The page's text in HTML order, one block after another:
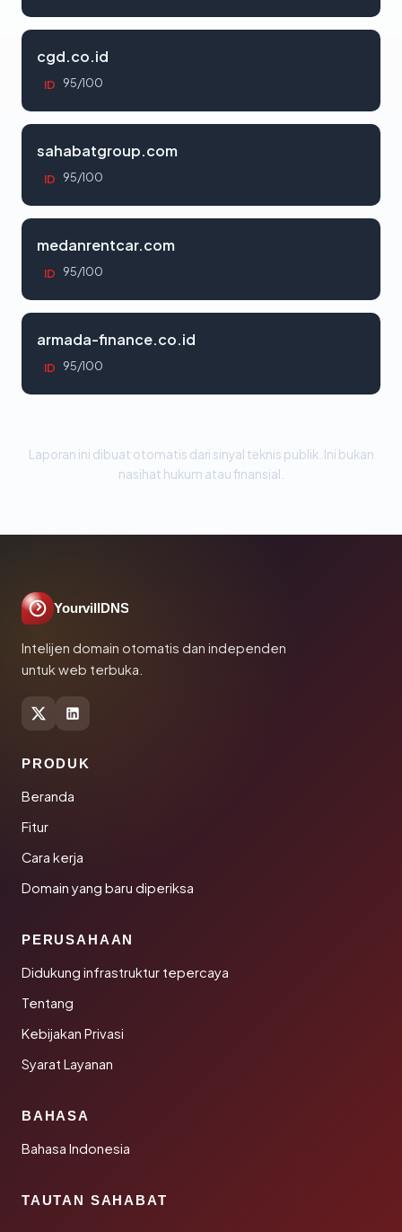
cgd.co.id
ID 95/100
sahabatgroup.com
ID 95/100
medanrentcar.com
ID 95/100
armada-finance.co.id
ID 95/100
Laporan ini dibuat otomatis dari sinyal teknis publik. Ini bukan
nasihat hukum atau finansial.
YourvillDNS
Intelijen domain otomatis dan independen
untuk web terbuka.
PRODUK
Beranda
Fitur
Cara kerja
Domain yang baru diperiksa
PERUSAHAAN
Didukung infrastruktur tepercaya
Tentang
Kebijakan Privasi
Syarat Layanan
BAHASA
Bahasa Indonesia
TAUTAN SAHABAT